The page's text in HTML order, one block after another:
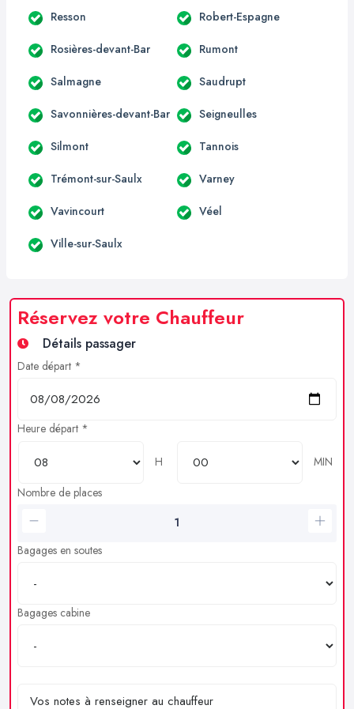
Resson Robert-Espagne
Rosières-devant-Bar Rumont
Salmagne Saudrupt
Savonnières-devant-Bar Seigneulles
Silmont Tannois
Trémont-sur-Saulx Varney
Vavincourt Véel
Ville-sur-Saulx
Réservez votre Chauffeur
Détails passager
Date départ *
Heure départ *
H
MIN
Nombre de places
Bagages en soutes
Bagages cabine